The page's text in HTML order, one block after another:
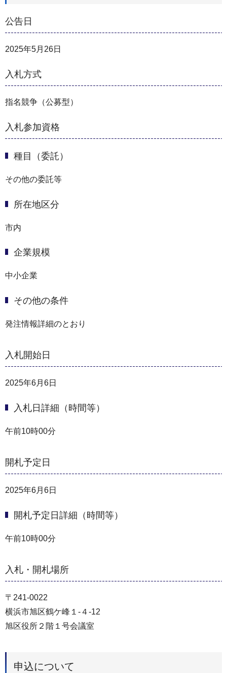
公告日
2025年5月26日
入札方式
指名競争（公募型）
入札参加資格
種目（委託）
その他の委託等
所在地区分
市内
企業規模
中小企業
その他の条件
発注情報詳細のとおり
入札開始日
2025年6月6日
入札日詳細（時間等）
午前10時00分
開札予定日
2025年6月6日
開札予定日詳細（時間等）
午前10時00分
入札・開札場所
〒241-0022
横浜市旭区鶴ケ峰１-４-12
旭区役所２階１号会議室
申込について